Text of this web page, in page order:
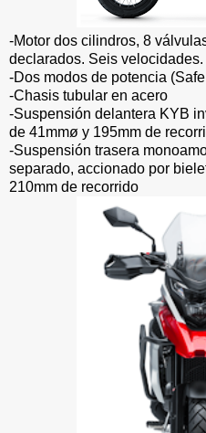
-Motor dos cilindros, 8
declarados. Seis velocidades.
-Dos modos de potencia
-Chasis tubular en acero
-Suspensión delantera KYB
de 41mmø y 195mm de
-Suspensión trasera
separado, accionado por
210mm de recorrido